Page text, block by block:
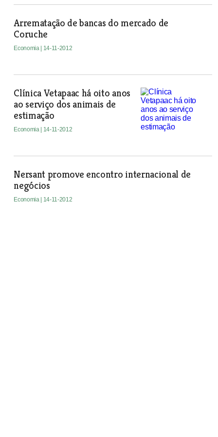
Arrematação de bancas do mercado de
Coruche
Economia | 14-11-2012
Clínica Vetapaac há oito anos
ao serviço dos animais de
estimação
Economia | 14-11-2012
Nersant promove encontro internacional de
negócios
Economia | 14-11-2012